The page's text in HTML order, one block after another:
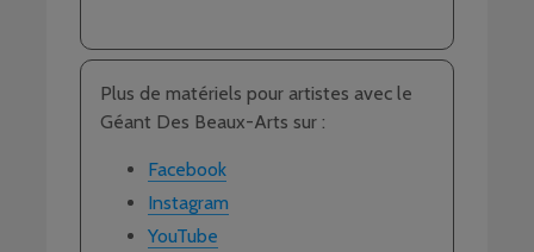
Plus de matériels pour artistes avec le
Géant Des Beaux-Arts sur :
Facebook
Instagram
YouTube